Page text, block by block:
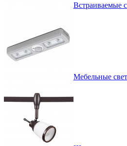
Встраиваемые
Мебельные